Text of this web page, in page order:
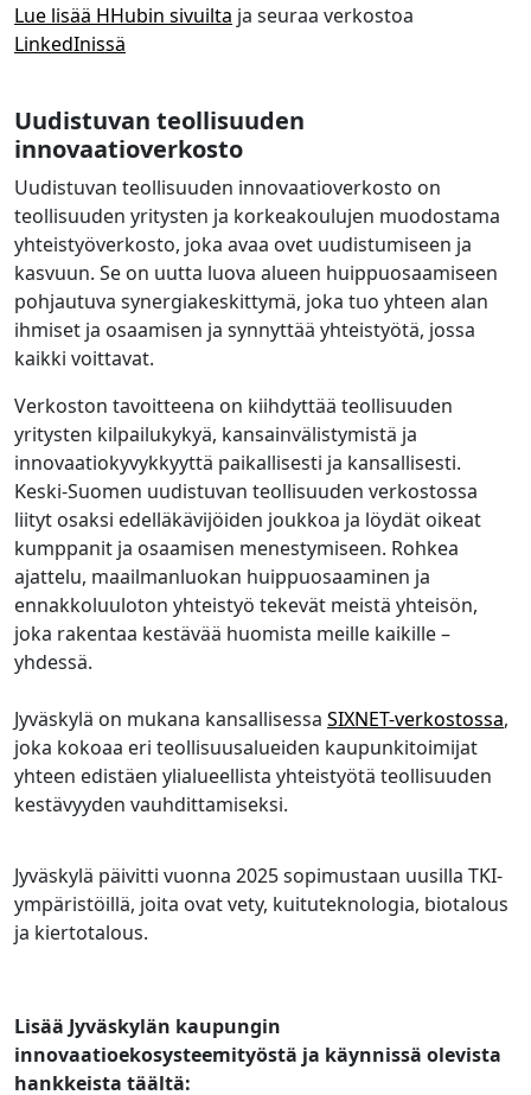
Lue lisää HHubin sivuilta ja seuraa verkostoa
LinkedInissä
Uudistuvan teollisuuden
innovaatioverkosto
Uudistuvan teollisuuden innovaatioverkosto on
teollisuuden yritysten ja korkeakoulujen muodostama
yhteistyöverkosto, joka avaa ovet uudistumiseen ja
kasvuun. Se on uutta luova alueen huippuosaamiseen
pohjautuva synergiakeskittymä, joka tuo yhteen alan
ihmiset ja osaamisen ja synnyttää yhteistyötä, jossa
kaikki voittavat.
Verkoston tavoitteena on kiihdyttää teollisuuden
yritysten kilpailukykyä, kansainvälistymistä ja
innovaatiokyvykkyyttä paikallisesti ja kansallisesti.
Keski-Suomen uudistuvan teollisuuden verkostossa
liityt osaksi edelläkävijöiden joukkoa ja löydät oikeat
kumppanit ja osaamisen menestymiseen. Rohkea
ajattelu, maailmanluokan huippuosaaminen ja
ennakkoluuloton yhteistyö tekevät meistä yhteisön,
joka rakentaa kestävää huomista meille kaikille –
yhdessä.
Jyväskylä on mukana kansallisessa SIXNET-verkostossa,
joka kokoaa eri teollisuusalueiden kaupunkitoimijat
yhteen edistäen ylialueellista yhteistyötä teollisuuden
kestävyyden vauhdittamiseksi.
Jyväskylä päivitti vuonna 2025 sopimustaan uusilla TKI-
ympäristöillä, joita ovat vety, kuituteknologia, biotalous
ja kiertotalous.
Lisää Jyväskylän kaupungin
innovaatioekosysteemityöstä ja käynnissä olevista
hankkeista täältä: